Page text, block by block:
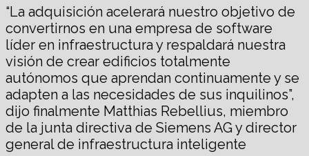
“La adquisición acelerará nuestro objetivo de
convertirnos en una empresa de software
líder en infraestructura y respaldará nuestra
visión de crear edificios totalmente
autónomos que aprendan continuamente y se
adapten a las necesidades de sus inquilinos”,
dijo finalmente Matthias Rebellius, miembro
de la junta directiva de Siemens AG y director
general de infraestructura inteligente